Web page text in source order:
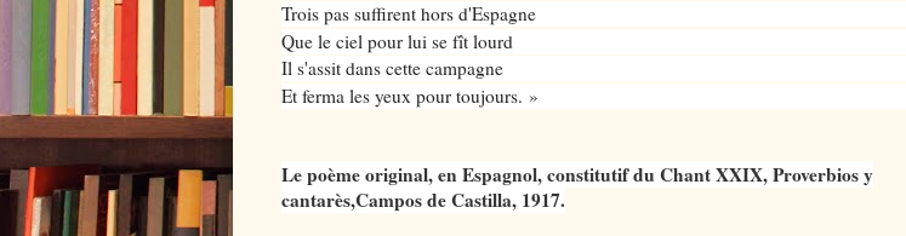
Trois pas suffirent hors d'Espagne
Que le ciel pour lui se fît lourd
Il s'assit dans cette campagne
Et ferma les yeux pour toujours. »
Le poème original, en Espagnol, constitutif du Chant XXIX, Proverbios y
cantarès,Campos de Castilla, 1917.